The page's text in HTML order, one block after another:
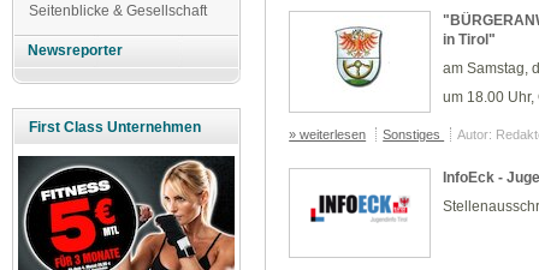
Seitenblicke & Gesellschaft
Newsreporter
First Class Unternehmen
in Tirol"
am Samstag,
um 18.00 Uhr,
» weiterlesen Sonstiges Autor:
InfoEck -